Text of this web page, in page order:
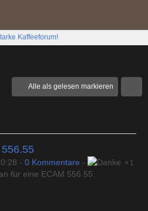
Kaffeeforum!
Alle als gelesen markieren
- 0 Kommentare - 1
für eine ECAM 556.55.